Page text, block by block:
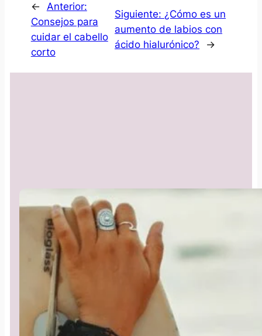
← Anterior:
Consejos para
cuidar el cabello
corto
Siguiente: ¿Cómo es un
aumento de labios con
ácido hialurónico?
→